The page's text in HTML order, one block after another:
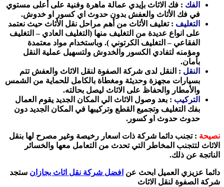
الفك : فك الاثاث بإيدي عمالة ماهرة وفنية على أعلى مستوي
في فك الأثاث والعفش بدون حدوث اي كسور او خدوش.
التغليف : تغليف الأثاث من أهم مراحل نقل الأثاث حيث نعتمد
على انواع عديدة من التغليف منها (التغليف العادي – التغليف
الفقاعي – التغليف الكرتوني ). وباستخدام مواد معتمدة
ومؤمنه لتفادي الكسور والخدوش ولتسهيل عملية النقل
بأمان.
النقل : النقل لدى شركة الصفوة لنقل الاثاث والعفش تتم
بسيارات مجهزة وحديثة ومغطاة بالكامل للحماية من الشمس
والأمطار والحفاظ على الاثاث ليصل بحالته.
التركيب : بعد وصول الاثاث الي المكان الجديد يقوم العمال
بفك التغليف وتجميع القطع وتركيبها في المكان الجديد دون
حدوث حدوث او كسور.
نصيحة : تجنب دائما شركة ذات اسعار رخيصة وغير مصرح لها بنقل
الاثاث لتتجنب المخاطر التي تحدث من التعامل معها والخسائر
الناتجة عن ذلك.
دائما عزيزي العميل ابحث عن افضل شركة نقل اثاث بجازان ستجد
شركة الصفوة لنقل الاثاث